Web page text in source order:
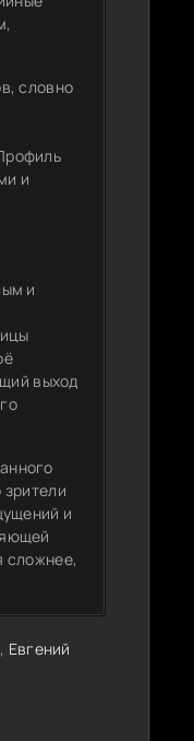
словно
и
и
выход
и
сложнее,
, Евгений